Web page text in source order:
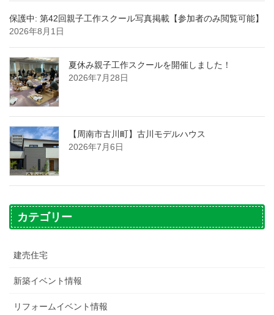
保護中: 第42回親子工作スクール写真掲載【参加者のみ閲覧可能】
2026年8月1日
夏休み親子工作スクールを開催しました！
2026年7月28日
【周南市古川町】古川モデルハウス
2026年7月6日
カテゴリー
建売住宅
新築イベント情報
リフォームイベント情報